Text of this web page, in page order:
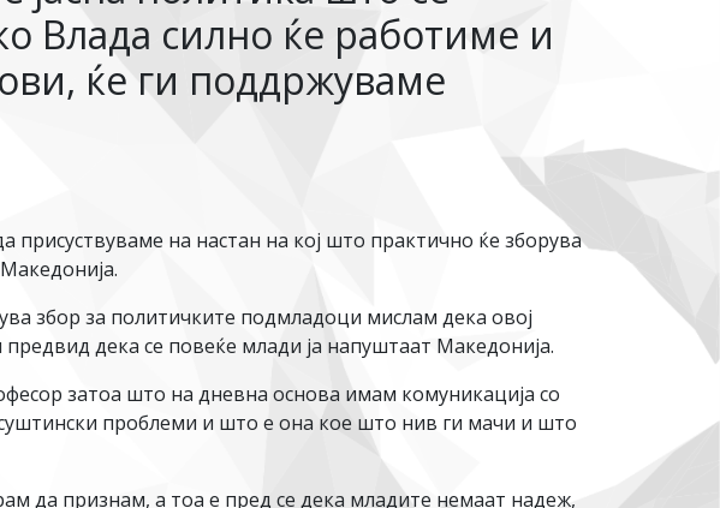
Влада силно ќе работиме и
ќе ги поддржуваме
присуствуваме на настан на кој што практично ќе зборува
збор за политичките подмладоци мислам дека овој
дека се повеќе млади ја напуштаат Македонија.
затоа што на дневна основа имам комуникација со
проблеми и што е она кое што нив ги мачи и што
да признам, а тоа е пред се дека младите немаат надеж,